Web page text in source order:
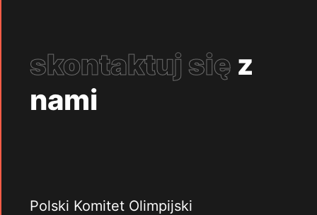
skontaktuj się z
nami
Polski Komitet Olimpijski